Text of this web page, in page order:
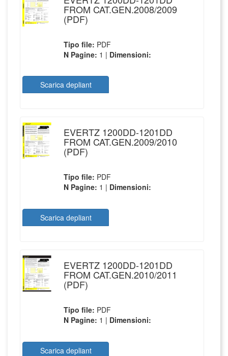
FROM CAT.GEN.2008/2009
(PDF)
Tipo file: PDF
N Pagine: 1 | Dimensioni:
Scarica depliant
EVERTZ 1200DD-1201DD
FROM CAT.GEN.2009/2010
(PDF)
Tipo file: PDF
N Pagine: 1 | Dimensioni:
Scarica depliant
EVERTZ 1200DD-1201DD
FROM CAT.GEN.2010/2011
(PDF)
Tipo file: PDF
N Pagine: 1 | Dimensioni:
Scarica depliant